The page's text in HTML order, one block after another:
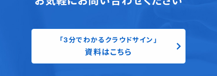
「3分でわかるクラウドサイン」
資料はこちら